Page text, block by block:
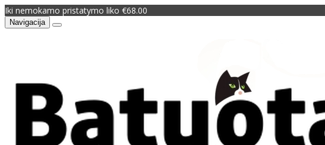
Iki nemokamo pristatymo liko €68.00
Navigacija